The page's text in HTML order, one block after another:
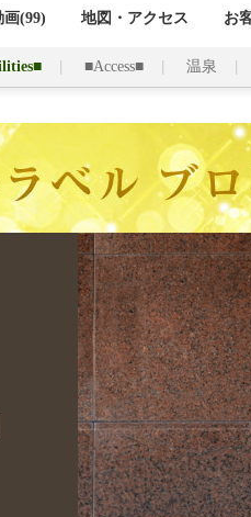
(99) 地図・アクセス お
■Access■ 温泉